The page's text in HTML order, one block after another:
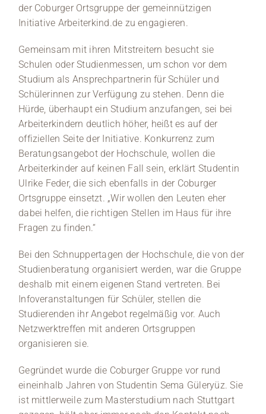
der Coburger Ortsgruppe der gemeinnützigen
Initiative Arbeiterkind.de zu engagieren.
Gemeinsam mit ihren Mitstreitern besucht sie
Schulen oder Studienmessen, um schon vor dem
Studium als Ansprechpartnerin für Schüler und
Schülerinnen zur Verfügung zu stehen. Denn die
Hürde, überhaupt ein Studium anzufangen, sei bei
Arbeiterkindern deutlich höher, heißt es auf der
offiziellen Seite der Initiative. Konkurrenz zum
Beratungsangebot der Hochschule, wollen die
Arbeiterkinder auf keinen Fall sein, erklärt Studentin
Ulrike Feder, die sich ebenfalls in der Coburger
Ortsgruppe einsetzt. „Wir wollen den Leuten eher
dabei helfen, die richtigen Stellen im Haus für ihre
Fragen zu finden.“
Bei den Schnuppertagen der Hochschule, die von der
Studienberatung organisiert werden, war die Gruppe
deshalb mit einem eigenen Stand vertreten. Bei
Infoveranstaltungen für Schüler, stellen die
Studierenden ihr Angebot regelmäßig vor. Auch
Netzwerktreffen mit anderen Ortsgruppen
organisieren sie.
Gegründet wurde die Coburger Gruppe vor rund
eineinhalb Jahren von Studentin Sema Güleryüz. Sie
ist mittlerweile zum Masterstudium nach Stuttgart